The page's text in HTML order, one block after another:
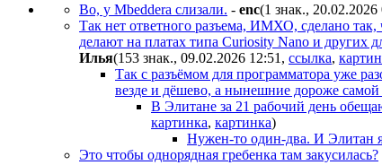
Во, у Mbeddera слизали. - enc(1 знак., 20.02.2026
Так нет ответного разъема, ИМХО, сделано
делают на платах типа Curiosity Nano и других
Илья(153 знак., 09.02.2026 12:51 , ссылка,
Так с разъёмом для программатора уже
везде и дёшево, а нынешние дороже самой
В Элитане за 21 рабочий день
картинка, картинка)
Нужен-то один-два. И Элитан
Это чтобы однорядная гребенка там закусилась?